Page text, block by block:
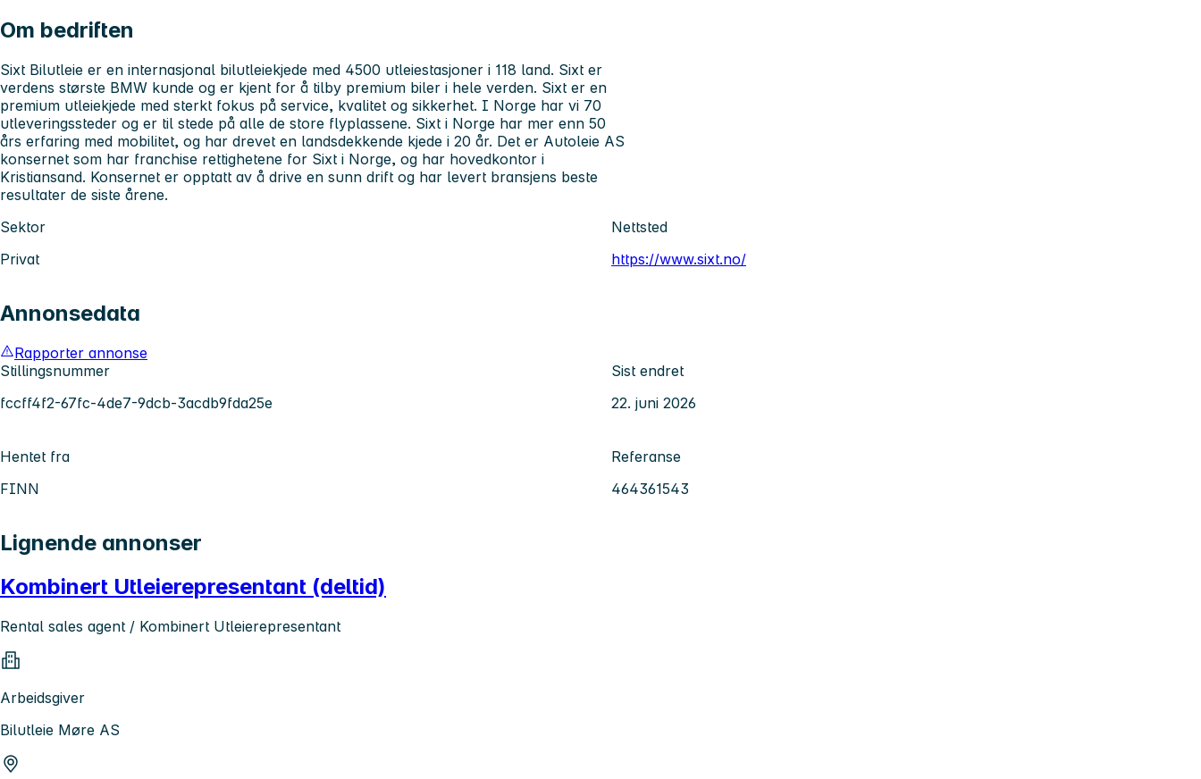
Om bedriften
Sixt Bilutleie er en internasjonal bilutleiekjede med 4500 utleiestasjoner i 118 land. Sixt er
verdens største BMW kunde og er kjent for å tilby premium biler i hele verden. Sixt er en
premium utleiekjede med sterkt fokus på service, kvalitet og sikkerhet. I Norge har vi 70
utleveringssteder og er til stede på alle de store flyplassene. Sixt i Norge har mer enn 50
års erfaring med mobilitet, og har drevet en landsdekkende kjede i 20 år. Det er Autoleie AS
konsernet som har franchise rettighetene for Sixt i Norge, og har hovedkontor i
Kristiansand. Konsernet er opptatt av å drive en sunn drift og har levert bransjens beste
resultater de siste årene.
Sektor
Privat
Nettsted
https://www.sixt.no/
Annonsedata
Rapporter annonse
Stillingsnummer
fccff4f2-67fc-4de7-9dcb-3acdb9fda25e
Sist endret
22. juni 2026
Hentet fra
FINN
Referanse
464361543
Lignende annonser
Kombinert Utleierepresentant (deltid)
Rental sales agent / Kombinert Utleierepresentant
Arbeidsgiver
Bilutleie Møre AS